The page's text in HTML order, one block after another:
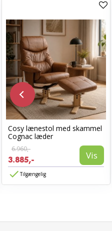
Cosy lænestol med skammel
Cognac læder
6.960,-
3.885,- Vis
Tilgængelig